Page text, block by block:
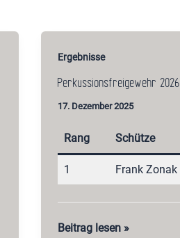
Ergebnisse
Perkussionsfreigewehr 2026
17. Dezember 2025
Rang Schütze
1 Frank Zonak
Perkussionsfreigewehr
Beitrag lesen »